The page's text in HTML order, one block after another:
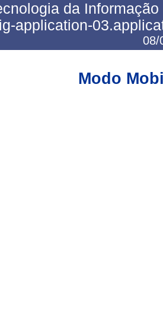
da
application-
08/
Modo